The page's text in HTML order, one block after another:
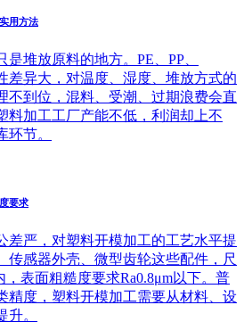
用方法
堆放原料的地方。PE、PP、
差异大，对温度、湿度、堆放方式的
不到位，混料、受潮、过期浪费会直
料加工工厂产能不低，利润却上不
节。
要求
差严，对塑料开模加工的工艺水平提
传感器外壳、微型齿轮这些配件，尺
，表面粗糙度要求Ra0.8μm以下。普
精度，塑料开模加工需要从材料、设
。